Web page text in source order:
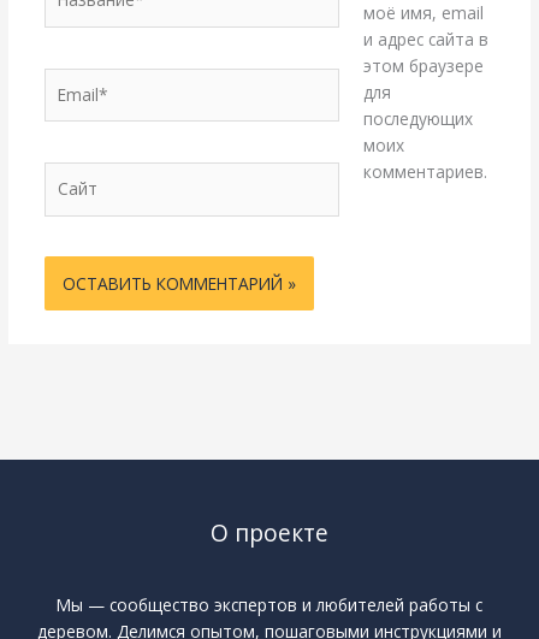
моё имя, email
и адрес сайта в
этом браузере
для
последующих
моих
комментариев.
О проекте
Мы — сообщество экспертов и любителей работы с
деревом. Делимся опытом, пошаговыми инструкциями и